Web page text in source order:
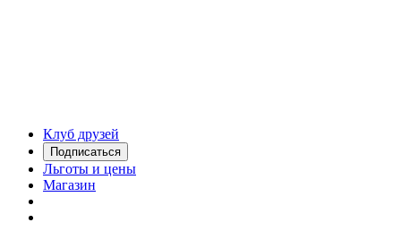
Клуб друзей
Подписаться
Льготы и цены
Магазин